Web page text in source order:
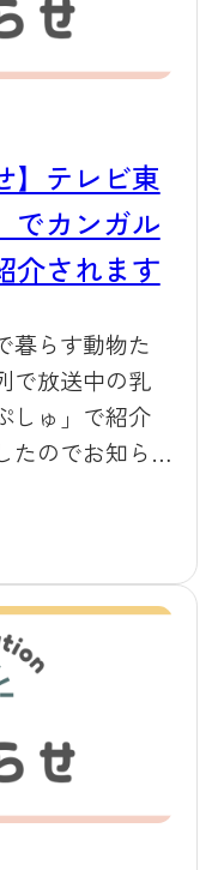
リ 送迎バス
園間を直行運
の乗車・降
座席には限り
席の場合は次
合がございま
行）当日の詳
すので、お出
ださい。 送
刻表と運行
の機会に群馬
ワイトタイガ
羽の動物たち
待ちしており
お客様のお越
上げておりま
行開始につい
の1頭の展示と
】テレビ東
でカンガル
介されます
暮らす動物た
で放送中の乳
しゅ」で紹介
たのでお知ら
カンガルー」
ン」の姿をご紹
ネット）放送
朝7時30分～7
とした人気番
たちの映像を
も安心して